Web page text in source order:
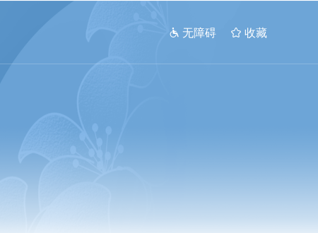
 无障碍  收藏